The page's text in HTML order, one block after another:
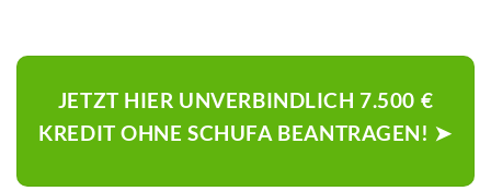
JETZT HIER UNVERBINDLICH 7.500 €
KREDIT OHNE SCHUFA BEANTRAGEN! ➤